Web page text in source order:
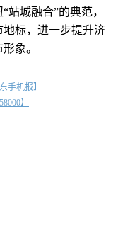
站城融合”的典范，
标，进一步提升济
象。
手机报】
】